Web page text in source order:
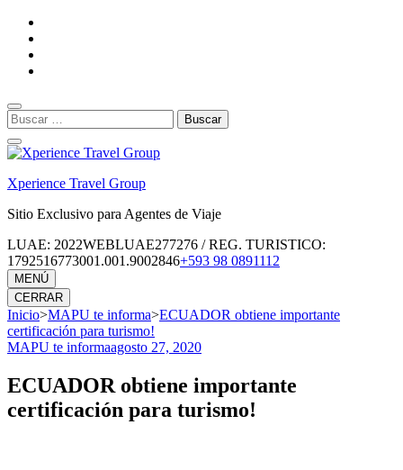
Saltar
contenido
(presiona
tecla
Intro)
Buscar:
Xperience Travel Group
Sitio Exclusivo para Agentes de Viaje
LUAE: 2022WEBLUAE277276 / REG. TURISTICO:
1792516773001.001.9002846+593 98 0891112
MENÚ
CERRAR
Inicio>MAPU te informa>ECUADOR obtiene importante
certificación para turismo!
MAPU te informaagosto 27, 2020
ECUADOR obtiene importante
certificación para turismo!